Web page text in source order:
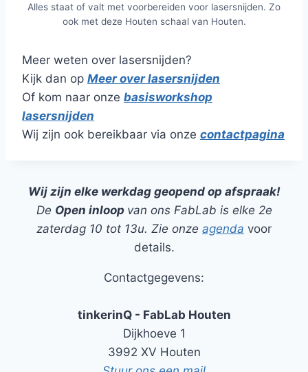
Alles staat of valt met voorbereiden voor lasersnijden. Zo
ook met deze Houten schaal van Houten.
Meer weten over lasersnijden?
Kijk dan op Meer over lasersnijden
Of kom naar onze basisworkshop
lasersnijden
Wij zijn ook bereikbaar via onze contactpagina
Wij zijn elke werkdag geopend op afspraak!
De Open inloop van ons FabLab is elke 2e
zaterdag 10 tot 13u. Zie onze agenda voor
details.
Contactgegevens:
tinkerinQ - FabLab Houten
Dijkhoeve 1
3992 XV Houten